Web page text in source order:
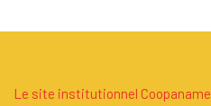
Le site institutionnel Coopaname